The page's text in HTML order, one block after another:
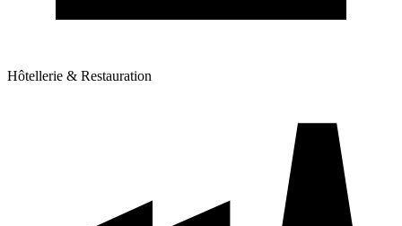
Hôtellerie & Restauration